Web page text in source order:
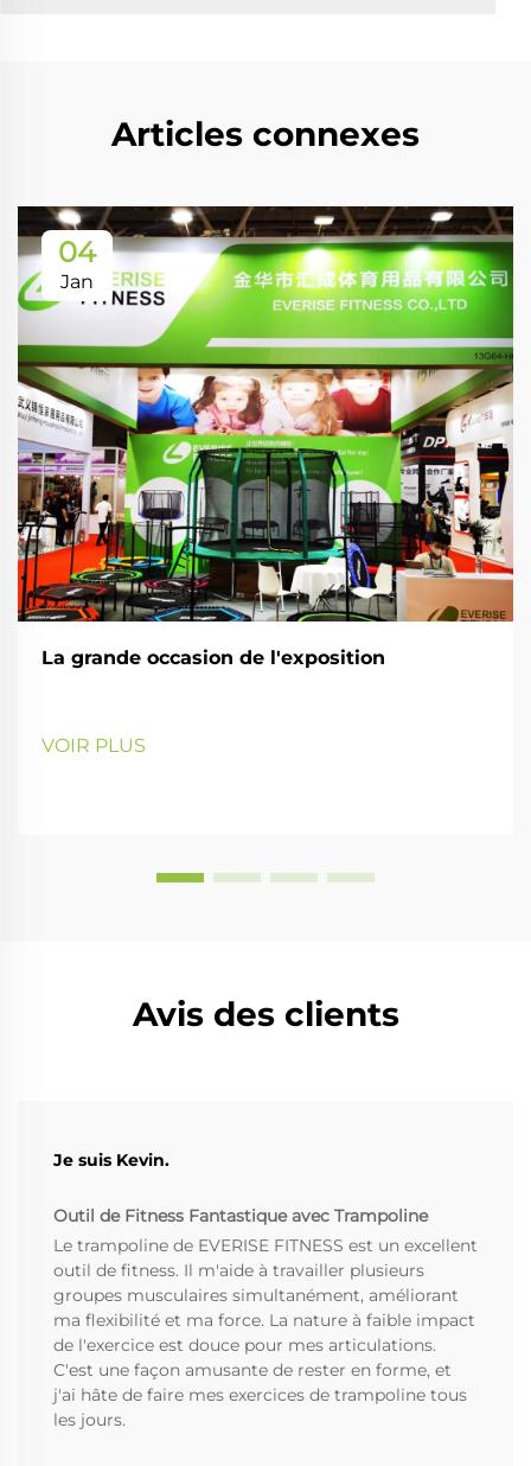
Articles connexes
04
Jan
La grande occasion de l'exposition
VOIR PLUS
Avis des clients
Je suis Kevin.
Outil de Fitness Fantastique avec Trampoline
Le trampoline de EVERISE FITNESS est un excellent
outil de fitness. Il m'aide à travailler plusieurs
groupes musculaires simultanément, améliorant
ma flexibilité et ma force. La nature à faible impact
de l'exercice est douce pour mes articulations.
C'est une façon amusante de rester en forme, et
j'ai hâte de faire mes exercices de trampoline tous
les jours.